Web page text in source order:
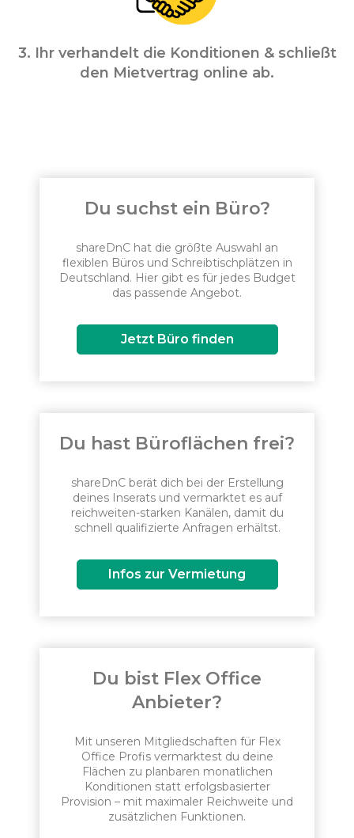
3. Ihr verhandelt die Konditionen & schließt
den Mietvertrag online ab.
Du suchst ein Büro?
shareDnC hat die größte Auswahl an
flexiblen Büros und Schreibtischplätzen in
Deutschland. Hier gibt es für jedes Budget
das passende Angebot.
Jetzt Büro finden
Du hast Büroflächen frei?
shareDnC berät dich bei der Erstellung
deines Inserats und vermarktet es auf
reichweiten-starken Kanälen, damit du
schnell qualifizierte Anfragen erhältst.
Infos zur Vermietung
Du bist Flex Office
Anbieter?
Mit unseren Mitgliedschaften für Flex
Office Profis vermarktest du deine
Flächen zu planbaren monatlichen
Konditionen statt erfolgsbasierter
Provision – mit maximaler Reichweite und
zusätzlichen Funktionen.